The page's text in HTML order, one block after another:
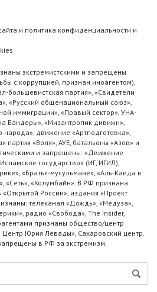
и политика конфиденциальности и
экстремистскими и запрещены
с коррупцией, признан иноагентом),
большевистская партия», «Свидетели
«Русский общенациональный союз»,
иммиграции», «Правый сектор», УНА-
Бандеры», «Мизантропик дивижн»,
движение «Артподготовка»,
партия «Воля», АУЕ, батальоны «Азов» и
и запрещены: «Движение
государство» (ИГ, ИГИЛ),
«Братья-мусульмане», «Аль-Каида в
«Сеть», «Колумбайн». В РФ признана
России», издания «Проект
телеканал «Дождь», «Медуза»,
радио «Свобода», The Insider,
признаны общество/центр
Юрия Левады», Сахаровский центр.
в РФ за экстремизм.